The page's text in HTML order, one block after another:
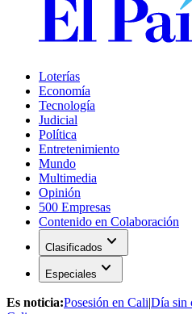
Loterías
Economía
Tecnología
Judicial
Política
Entretenimiento
Mundo
Multimedia
Opinión
500 Empresas
Contenido en Colaboración
Clasificados expand_more
Especiales expand_more
Es noticia:Posesión en Cali|Día sin